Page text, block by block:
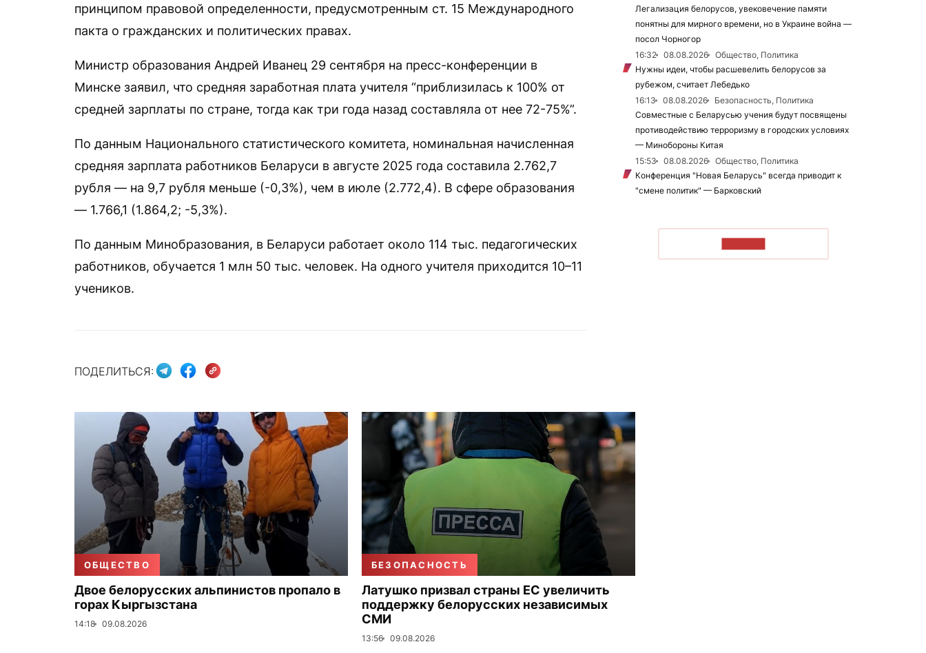
принципом правовой определенности, предусмотренным ст. 15 Международного
пакта о гражданских и политических правах.
Министр образования Андрей Иванец 29 сентября на пресс-конференции в
Минске заявил, что средняя заработная плата учителя “приблизилась к 100% от
средней зарплаты по стране, тогда как три года назад составляла от нее 72-75%”.
По данным Национального статистического комитета, номинальная начисленная
средняя зарплата работников Беларуси в августе 2025 года составила 2.762,7
рубля — на 9,7 рубля меньше (-0,3%), чем в июле (2.772,4). В сфере образования
— 1.766,1 (1.864,2; -5,3%).
По данным Минобразования, в Беларуси работает около 114 тыс. педагогических
работников, обучается 1 млн 50 тыс. человек. На одного учителя приходится 10–11
учеников.
ПОДЕЛИТЬСЯ:
ОБЩЕСТВО
Двое белорусских альпинистов пропало в
горах Кыргызстана
14:18 09.08.2026
БЕЗОПАСНОСТЬ
Латушко призвал страны ЕС увеличить
поддержку белорусских независимых
СМИ
13:56 09.08.2026
Легализация белорусов, увековечение памяти
понятны для мирного времени, но в Украине война —
посол Чорногор
16:32
08.08.2026
Общество, Политика
Нужны идеи, чтобы расшевелить белорусов за
рубежом, считает Лебедько
16:13
08.08.2026
Безопасность, Политика
Совместные с Беларусью учения будут посвящены
противодействию терроризму в городских условиях
— Минобороны Китая
15:53
08.08.2026
Общество, Политика
Конференция "Новая Беларусь" всегда приводит к
"смене политик" — Барковский